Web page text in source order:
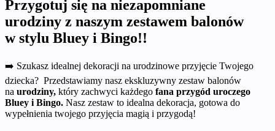
Przygotuj się na niezapomniane
urodziny z naszym zestawem balonów
w stylu Bluey i Bingo!!
➡️ Szukasz idealnej dekoracji na urodzinowe przyjęcie Twojego
dziecka? Przedstawiamy nasz ekskluzywny zestaw balonów
na urodziny, który zachwyci każdego fana przygód uroczego
Bluey i Bingo. Nasz zestaw to idealna dekoracja, gotowa do
wypełnienia twojego przyjęcia magią i przygodą!